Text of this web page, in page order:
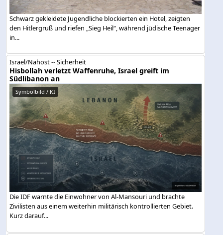
Schwarz gekleidete Jugendliche blockierten ein Hotel, zeigten
den Hitlergruß und riefen „Sieg Heil“, während jüdische Teenager
in...
Israel/Nahost -- Sicherheit
Hisbollah verletzt Waffenruhe, Israel greift im
Südlibanon an
Symbolbild / KI
Die IDF warnte die Einwohner von Al-Mansouri und brachte
Zivilisten aus einem weiterhin militärisch kontrollierten Gebiet.
Kurz darauf...